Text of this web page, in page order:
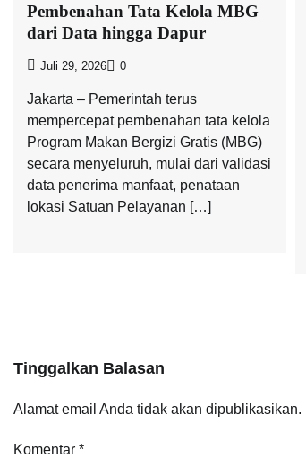
Pembenahan Tata Kelola MBG
dari Data hingga Dapur
Juli 29, 2026 0
Jakarta – Pemerintah terus
mempercepat pembenahan tata kelola
Program Makan Bergizi Gratis (MBG)
secara menyeluruh, mulai dari validasi
data penerima manfaat, penataan
lokasi Satuan Pelayanan […]
Tinggalkan Balasan
Alamat email Anda tidak akan dipublikasikan.
Komentar *